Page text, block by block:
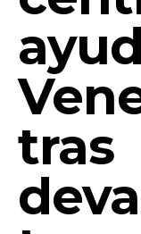
tras